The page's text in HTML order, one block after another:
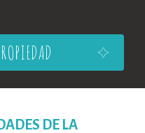
DE LA